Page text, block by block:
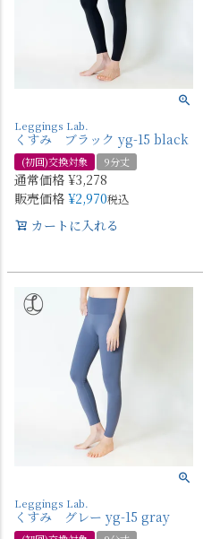
Leggings Lab.
くすみ ブラック yg-15 black
(初回)交換対象 9分丈
通常価格 ¥3,278
販売価格 ¥2,970税込
カートに入れる
Leggings Lab.
くすみ グレー yg-15 gray